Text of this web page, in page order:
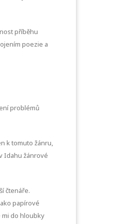
příběhu
poezie a
problémů
k tomuto žánru,
Idahu žánrové
čtenáře.
papírové
mi do hloubky